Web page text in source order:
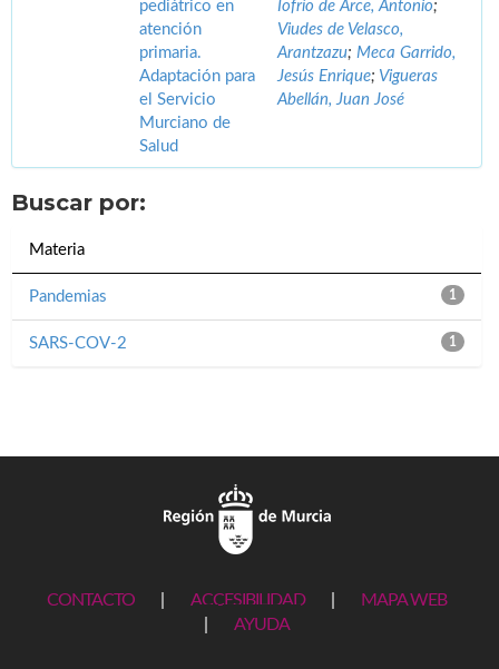
pediátrico en
atención
primaria.
Adaptación para
el Servicio
Murciano de
Salud
Iofrío de Arce, Antonio;
Viudes de Velasco,
Arantzazu; Meca Garrido,
Jesús Enrique; Vigueras
Abellán, Juan José
Buscar por:
Materia
1
Pandemias
1
SARS-COV-2
CONTACTO ACCESIBILIDAD
MAPA WEB
AYUDA